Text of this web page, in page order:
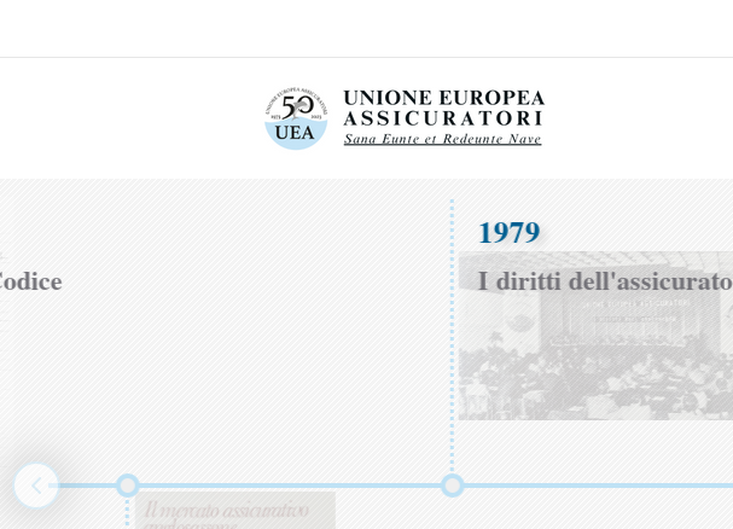
1979
I diritti dell'assicurato